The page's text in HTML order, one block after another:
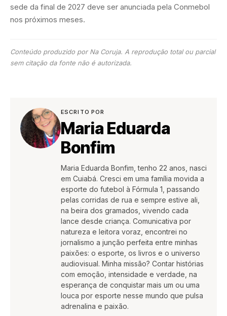
sede da final de 2027 deve ser anunciada pela Conmebol
nos próximos meses.
Conteúdo produzido por Na Coruja. A reprodução total ou parcial
sem citação da fonte não é autorizada.
ESCRITO POR
Maria Eduarda
Bonfim
Maria Eduarda Bonfim, tenho 22 anos, nasci
em Cuiabá. Cresci em uma família movida a
esporte do futebol à Fórmula 1, passando
pelas corridas de rua e sempre estive ali,
na beira dos gramados, vivendo cada
lance desde criança. Comunicativa por
natureza e leitora voraz, encontrei no
jornalismo a junção perfeita entre minhas
paixões: o esporte, os livros e o universo
audiovisual. Minha missão? Contar histórias
com emoção, intensidade e verdade, na
esperança de conquistar mais um ou uma
louca por esporte nesse mundo que pulsa
adrenalina e paixão.